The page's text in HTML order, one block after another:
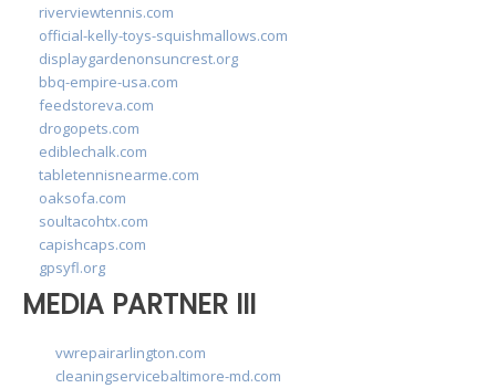
riverviewtennis.com
official-kelly-toys-squishmallows.com
displaygardenonsuncrest.org
bbq-empire-usa.com
feedstoreva.com
drogopets.com
ediblechalk.com
tabletennisnearme.com
oaksofa.com
soultacohtx.com
capishcaps.com
gpsyfl.org
MEDIA PARTNER III
vwrepairarlington.com
cleaningservicebaltimore-md.com